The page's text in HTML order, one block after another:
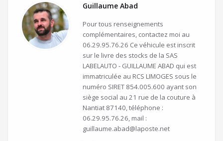
Guillaume Abad
Pour tous renseignements
complémentaires, contactez moi au
06.29.95.76.26 Ce véhicule est inscrit
sur le livre des stocks de la SAS
LABELAUTO - GUILLAUME ABAD qui est
immatriculée au RCS LIMOGES sous le
numéro SIRET 854.005.600 ayant son
siège social au 21 rue de la couture à
Nantiat 87140, téléphone :
06.29.95.76.26, mail :
guillaume.abad@laposte.net